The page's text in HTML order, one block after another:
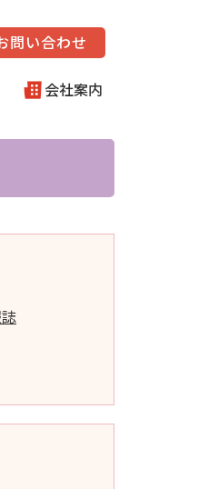
問い合わせ
会社案内